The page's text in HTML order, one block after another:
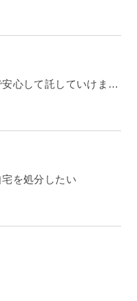
心して託していけま…
を処分したい